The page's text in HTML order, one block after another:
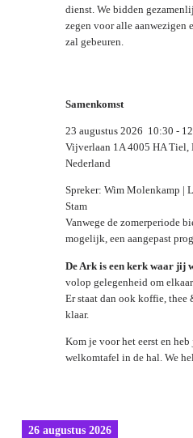
dienst. We bidden
zegen voor alle aanwezigen
zal gebeuren.
Samenkomst
23 augustus 2026 10:30 -
Vijverlaan 1A 4005 HA Tiel,
Nederland
Spreker: Wim Molenkamp |
Stam
Vanwege de zomerperiode
mogelijk, een aangepast
De Ark is een kerk waar jij
volop gelegenheid om
Er staat dan ook koffie, thee
klaar.
Kom je voor het eerst en
welkomtafel in de hal. We
26 augustus 2026